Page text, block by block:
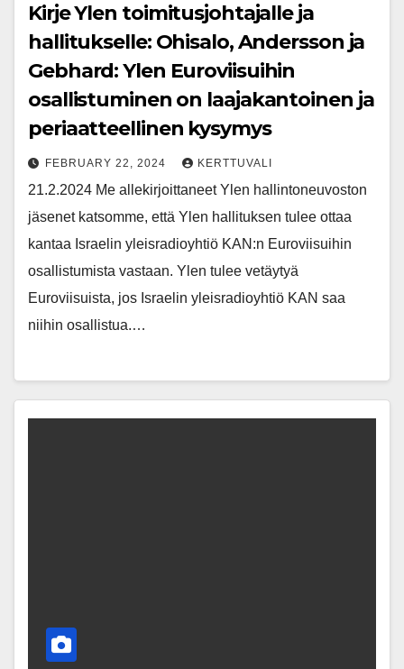
Kirje Ylen toimitusjohtajalle ja
hallitukselle: Ohisalo, Andersson ja
Gebhard: Ylen Euroviisuihin
osallistuminen on laajakantoinen ja
periaatteellinen kysymys
FEBRUARY 22, 2024 KERTTUVALI
21.2.2024 Me allekirjoittaneet Ylen hallintoneuvoston
jäsenet katsomme, että Ylen hallituksen tulee ottaa
kantaa Israelin yleisradioyhtiö KAN:n Euroviisuihin
osallistumista vastaan. Ylen tulee vetäytyä
Euroviisuista, jos Israelin yleisradioyhtiö KAN saa
niihin osallistua.…